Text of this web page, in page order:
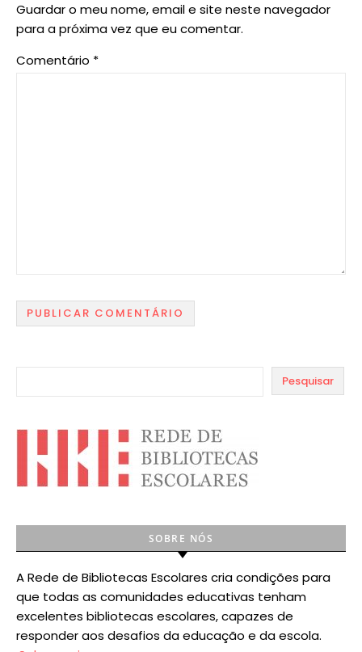
Guardar o meu nome, email e site neste navegador
para a próxima vez que eu comentar.
Comentário *
Pesquisar
SOBRE NÓS
A Rede de Bibliotecas Escolares cria condições para
que todas as comunidades educativas tenham
excelentes bibliotecas escolares, capazes de
responder aos desafios da educação e da escola.